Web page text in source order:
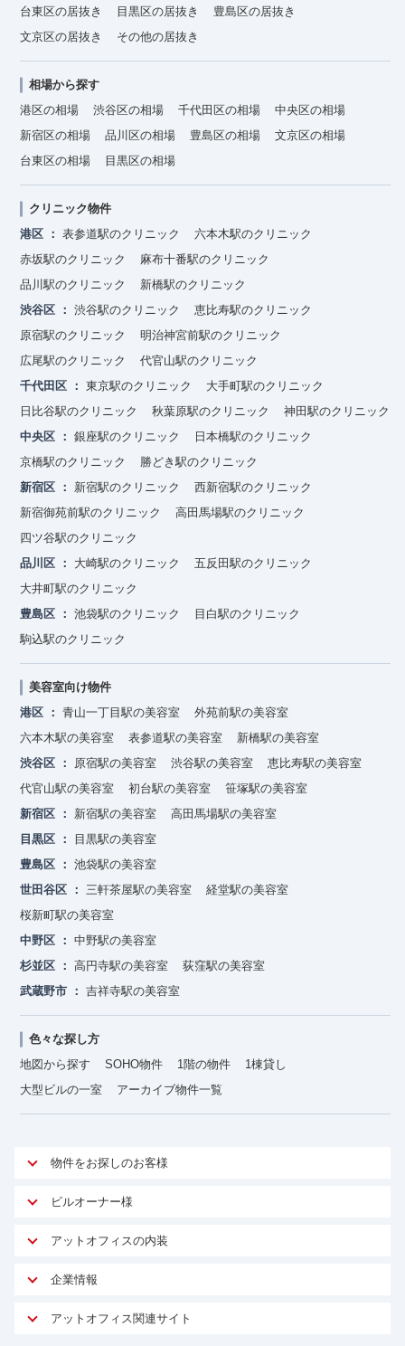
台東区の居抜き
目黒区の居抜き
豊島区の居抜き
文京区の居抜き
その他の居抜き
相場から探す
港区の相場
渋谷区の相場 千代田区の相場
中央区の相場
新宿区の相場
品川区の相場 豊島区の相場
文京区の相場
台東区の相場
目黒区の相場
クリニック物件
港区
表参道駅のクリニック
六本木駅のクリニック
赤坂駅のクリニック
麻布十番駅のクリニック
品川駅のクリニック
新橋駅のクリニック
渋谷区
渋谷駅のクリニック
恵比寿駅のクリニック
原宿駅のクリニック
明治神宮前駅のクリニック
広尾駅のクリニック
代官山駅のクリニック
千代田区
東京駅のクリニック
大手町駅のクリニック
日比谷駅のクリニック
秋葉原駅のクリニック
神田駅のクリニック
中央区
銀座駅のクリニック
日本橋駅のクリニック
京橋駅のクリニック
勝どき駅のクリニック
新宿区
新宿駅のクリニック
西新宿駅のクリニック
新宿御苑前駅のクリニック
高田馬場駅のクリニック
四ツ谷駅のクリニック
品川区
大崎駅のクリニック
五反田駅のクリニック
大井町駅のクリニック
豊島区
池袋駅のクリニック
目白駅のクリニック
駒込駅のクリニック
美容室向け物件
港区
青山一丁目駅の美容室
外苑前駅の美容室
六本木駅の美容室
表参道駅の美容室
新橋駅の美容室
渋谷区
原宿駅の美容室 渋谷駅の美容室
恵比寿駅の美容室
代官山駅の美容室
初台駅の美容室
笹塚駅の美容室
新宿区
新宿駅の美容室
高田馬場駅の美容室
目黒区
目黒駅の美容室
豊島区
池袋駅の美容室
世田谷区
三軒茶屋駅の美容室
経堂駅の美容室
桜新町駅の美容室
中野区
中野駅の美容室
杉並区
高円寺駅の美容室
荻窪駅の美容室
武蔵野市
吉祥寺駅の美容室
色々な探し方
地図から探す
SOHO物件 1階の物件
1棟貸し
大型ビルの一室
アーカイブ物件一覧
物件をお探しのお客様
アットオフィスが選ばれる理由
ご契約者様インタビュー
オフィスお役立ちコラム
ビルオーナー様
オーナー様向けサービス
マイソク作成
物件情報から成約賃料を予測
アットオフィスの内装
サービス内容
内装に関するよくある質問
企業情報
アットオフィス関連サイト